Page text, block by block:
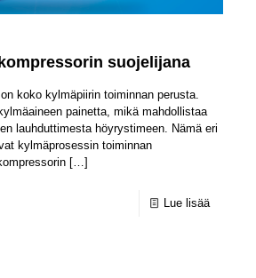
suojelijana
koko kylmäpiirin toiminnan perusta.
painetta, mikä mahdollistaa
lauhduttimesta höyrystimeen. Nämä eri
kylmäprosessin toiminnan
[…]
Lue lisää